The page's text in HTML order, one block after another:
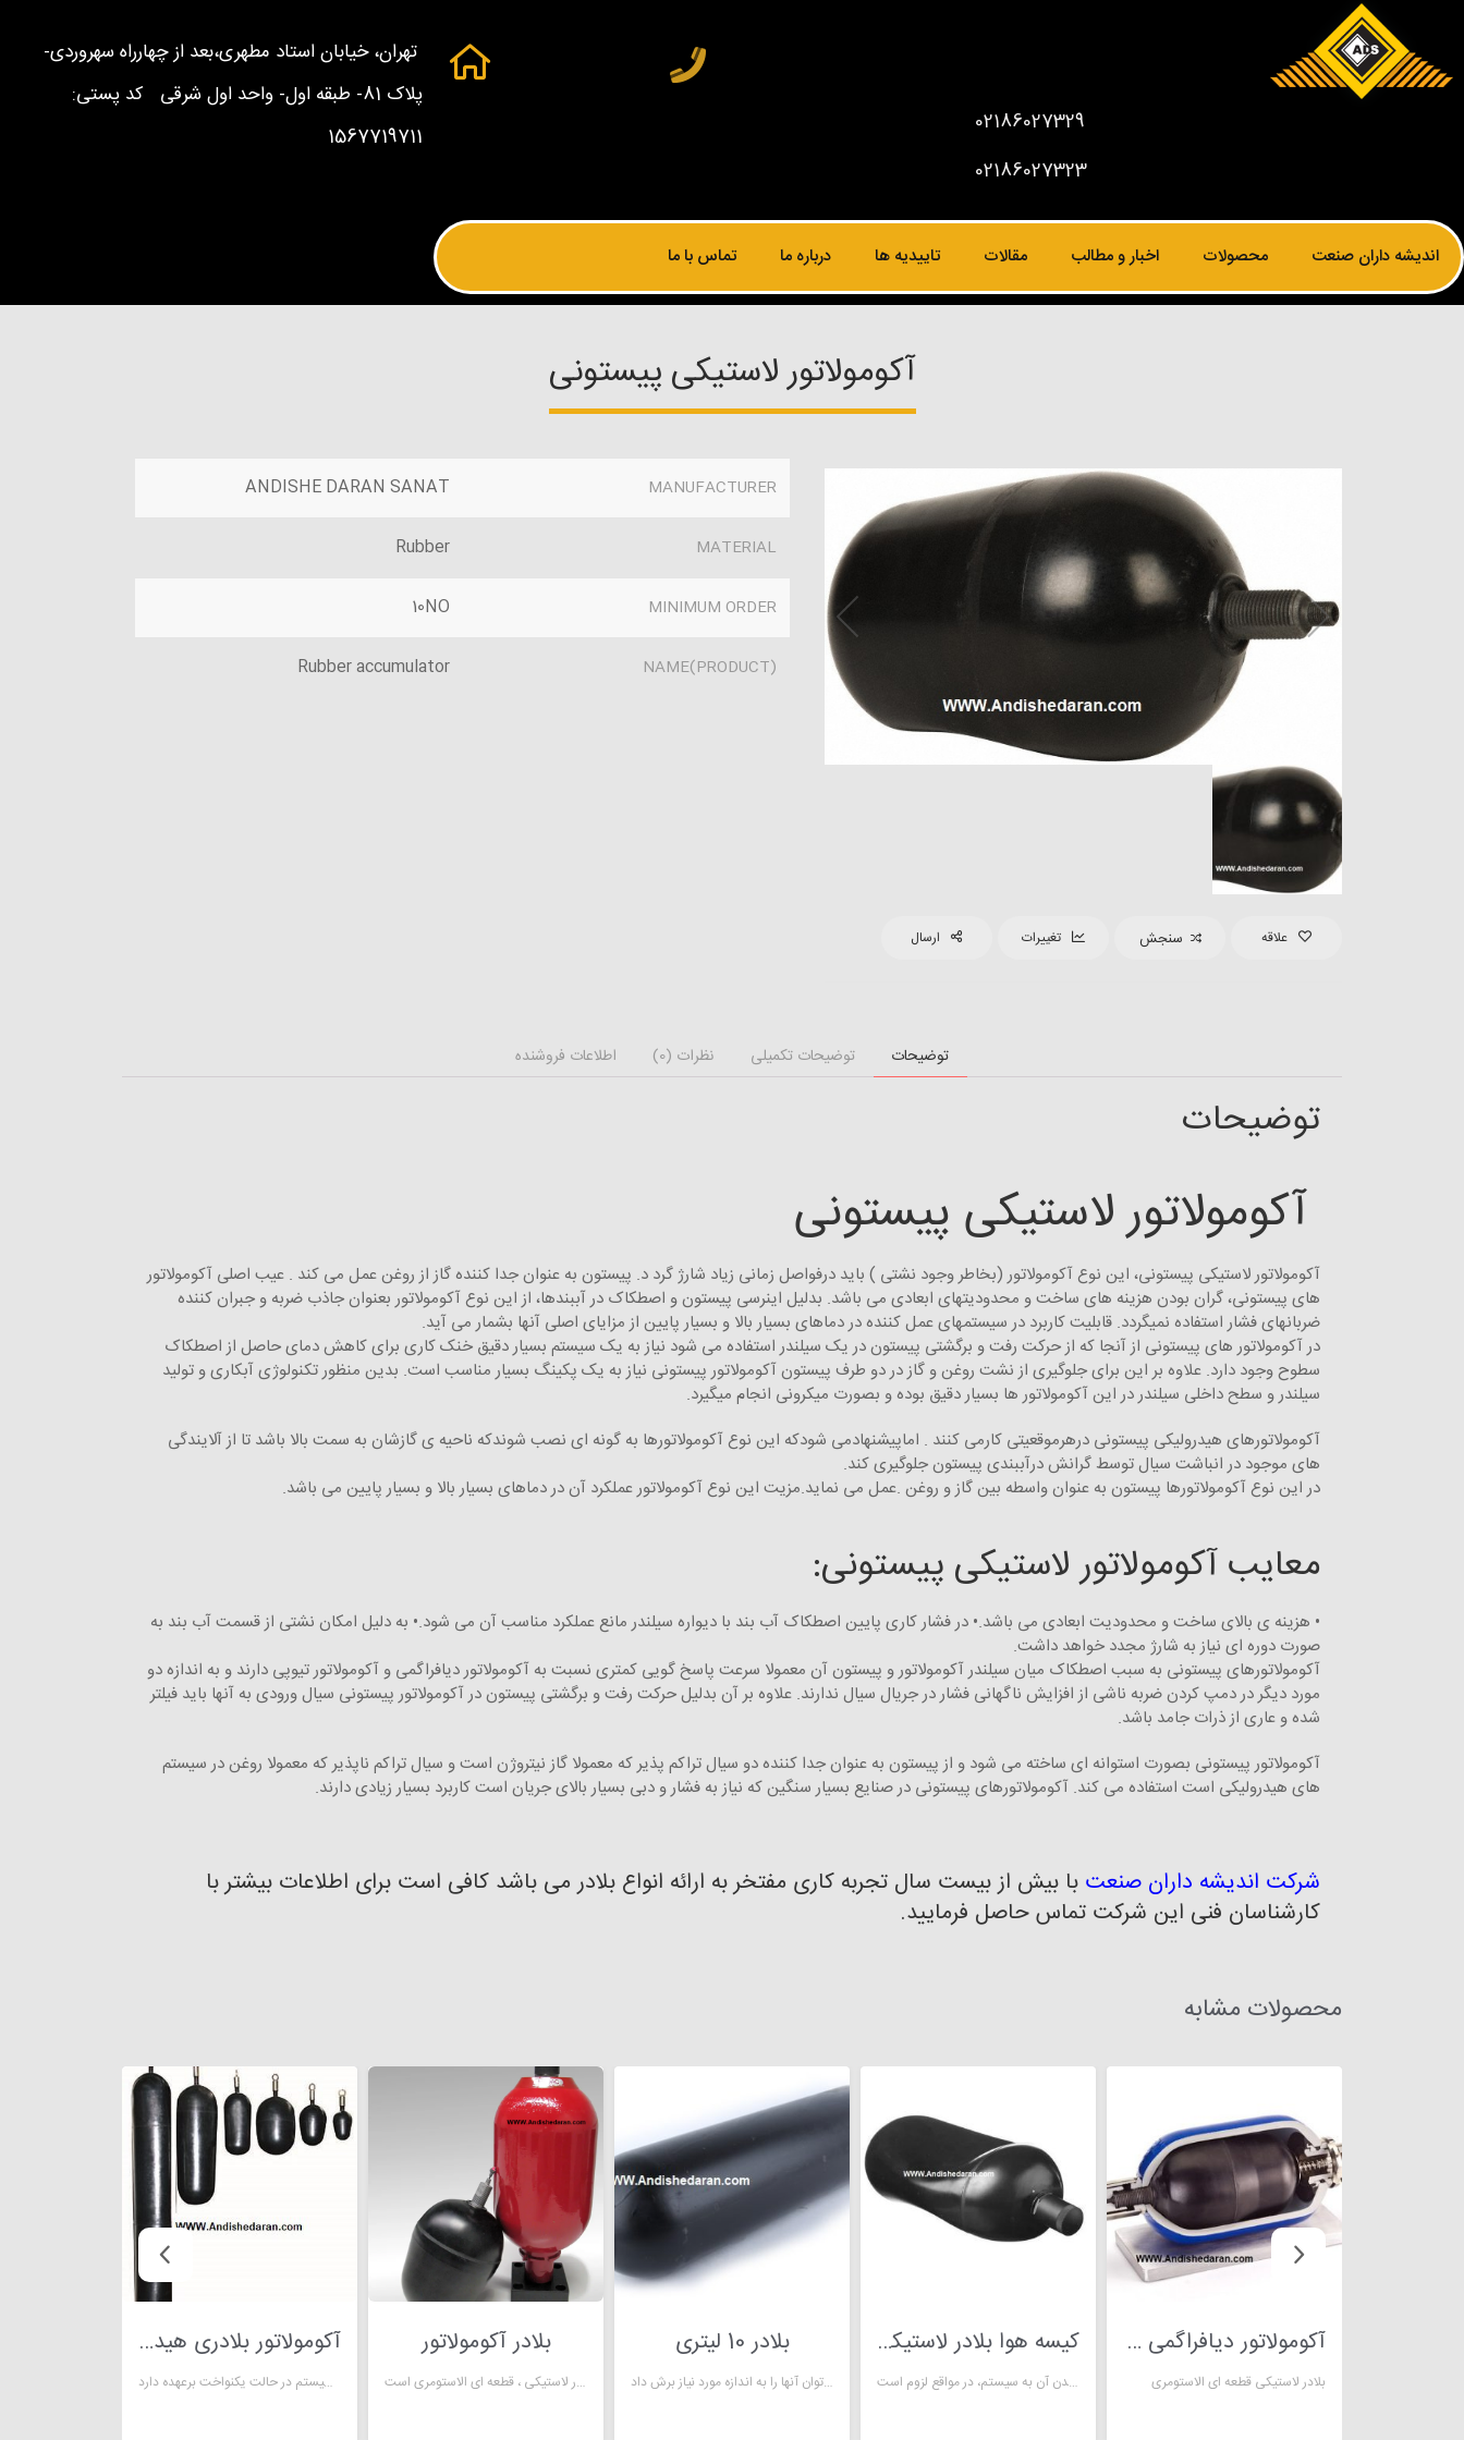
02186027329
02186027323
تهران، خیابان استاد مطهری،بعد از چهارراه سهروردی-
پلاک 81- طبقه اول- واحد اول شرقی کد پستی:
1567719711
اندیشه داران صنعت محصولات اخبار و مطالب مقالات تاییدیه ها درباره ما تماس با ما
آکومولاتور لاستیکی پیستونی
علاقه سنجش تغییرات ارسال
MANUFACTURER
ANDISHE DARAN SANAT
MATERIAL
Rubber
MINIMUM ORDER
10NO
(PRODUCT)NAME
Rubber accumulator
توضیحات توضیحات تکمیلی نظرات (0) اطلاعات فروشنده
توضیحات
آکومولاتور لاستیکی پیستونی
آکومولاتور لاستیکی پیستونی، این نوع آکومولاتور (بخاطر وجود نشتی ) باید درفواصل زمانی زیاد شارژ گرد د. پیستون به عنوان جدا کننده گاز از روغن عمل می کند . عیب اصلی آکومولاتور
های پیستونی، گران بودن هزینه های ساخت و محدودیتهای ابعادی می باشد. بدلیل اینرسی پیستون و اصطکاک در آببندها، از این نوع آکومولاتور بعنوان جاذب ضربه و جبران کننده
ضربانهای فشار استفاده نمیگردد. قابلیت کاربرد در سیستمهای عمل کننده در دماهای بسیار بالا و بسیار پایین از مزایای اصلی آنها بشمار می آید.
در آکومولاتور های پیستونی از آنجا که از حرکت رفت و برگشتی پیستون در یک سیلندر استفاده می شود نیاز به یک سیستم بسیار دقیق خنک کاری برای کاهش دمای حاصل از اصطکاک
سطوح وجود دارد. علاوه بر این برای جلوگیری از نشت روغن و گاز در دو طرف پیستون آکومولاتور پیستونی نیاز به یک پکینگ بسیار مناسب است. بدین منظور تکنولوژی آبکاری و تولید
سیلندر و سطح داخلی سیلندر در این آکومولاتور ها بسیار دقیق بوده و بصورت میکرونی انجام میگیرد.
آکومولاتورهای هیدرولیکی پیستونی درهرموقعیتی کارمی کنند . اماپیشنهادمی شودکه این نوع آکومولاتورها به گونه ای نصب شوندکه ناحیه ی گازشان به سمت بالا باشد تا از آلایندگی
های موجود در انباشت سیال توسط گرانش درآببندی پیستون جلوگیری کند.
در این نوع آکومولاتورها پیستون به عنوان واسطه بین گاز و روغن .عمل می نماید.مزیت این نوع آکومولاتور عملکرد آن در دماهای بسیار بالا و بسیار پایین می باشد.
معایب آکومولاتور لاستیکی پیستونی:
• هزینه ی بالای ساخت و محدودیت ابعادی می باشد.• در فشار کاری پایین اصطکاک آب بند با دیواره سیلندر مانع عملکرد مناسب آن می شود.• به دلیل امکان نشتی از قسمت آب بند به
صورت دوره ای نیاز به شارژ مجدد خواهد داشت.
آکومولاتورهای پیستونی به سبب اصطکاک میان سیلندر آکومولاتور و پیستون آن معمولا سرعت پاسخ گویی کمتری نسبت به آکومولاتور دیافراگمی و آکومولاتور تیوپی دارند و به اندازه دو
مورد دیگر در دمپ کردن ضربه ناشی از افزایش ناگهانی فشار در جریال سیال ندارند. علاوه بر آن بدلیل حرکت رفت و برگشتی پیستون در آکومولاتور پیستونی سیال ورودی به آنها باید فیلتر
شده و عاری از ذرات جامد باشد.
آکومولاتور پیستونی بصورت استوانه ای ساخته می شود و از پیستون به عنوان جدا کننده دو سیال تراکم پذیر که معمولا گاز نیتروژن است و سیال تراکم ناپذیر که معمولا روغن در سیستم
های هیدرولیکی است استفاده می کند. آکومولاتورهای پیستونی در صنایع بسیار سنگین که نیاز به فشار و دبی بسیار بالای جریان است کاربرد بسیار زیادی دارند.
شرکت اندیشه داران صنعت با بیش از بیست سال تجربه کاری مفتخر به ارائه انواع بلادر می باشد کافی است برای اطلاعات بیشتر با
کارشناسان فنی این شرکت تماس حاصل فرمایید.
محصولات مشابه
آکومولاتور دیافراگمی EPE
بلادر لاستیکی قطعه ای الاستومری
کیسه هوا بلادر لاستیکی
هدف اصلی از نصب آکومولاتور هیدرولیکی یا پنوماتیکی، ذخیره سیال و بازگرداندن آن به سیستم، در مواقع لزوم است.
بلادر 10 لیتری
برخی از بلادر های لاستیکی برای آکومولاتور به شکل ورقه ها و رول های بزرگ هستند که می توان آنها را به اندازه مورد نیاز برش داد.
بلادر آکومولاتور
لاستیک آکومولاتور یا مخزن جمع کننده یا بلادر لاستیکی ، قطعه ای الاستومری است .
آکومولاتور بلادری هیدرولیک
به طور کلی آکومولاتور بلادری هیدرولیک تغییرات فشار و نگه داری فشار سیستم در حالت یکنواخت برعهده دارد.